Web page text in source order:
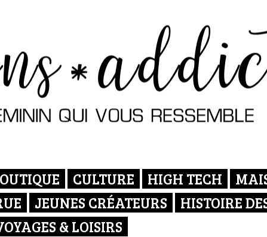
CULTURE HIGH TECH
JEUNES CRÉATEURS HISTOIRE
& LOISIRS